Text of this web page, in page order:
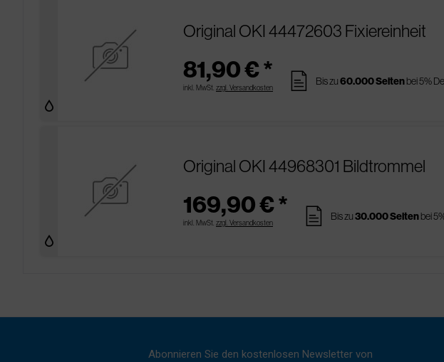
Original OKI 44472603 Fixiereinheit
81,90 € *
inkl. MwSt. zzgl. Versandkosten pages Bis zu60.000 Seitenbei 5%
Original OKI 44968301 Bildtrommel
169,90 € *
inkl. MwSt. zzgl. Versandkosten pages Bis zu30.000 Seitenbei
Abonnieren Sie den kostenlosen Newsletter von